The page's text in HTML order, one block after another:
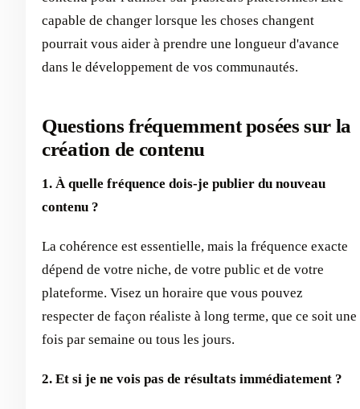
capable de changer lorsque les choses changent
pourrait vous aider à prendre une longueur d'avance
dans le développement de vos communautés.
Questions fréquemment posées sur la
création de contenu
1. À quelle fréquence dois-je publier du nouveau
contenu ?
La cohérence est essentielle, mais la fréquence exacte
dépend de votre niche, de votre public et de votre
plateforme. Visez un horaire que vous pouvez
respecter de façon réaliste à long terme, que ce soit une
fois par semaine ou tous les jours.
2. Et si je ne vois pas de résultats immédiatement ?